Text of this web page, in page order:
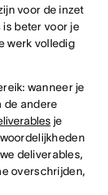
voor de inzet
is beter voor je
werk volledig
wanneer je
de andere
je
deliverables,
overschrijden,